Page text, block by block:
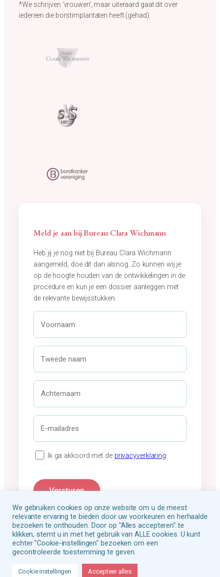
*We schrijven ‘vrouwen’, maar uiteraard gaat dit over
iedereen die borstimplantaten heeft (gehad).
Meld je aan bij Bureau Clara Wichmann
Heb jij je nog niet bij Bureau Clara Wichmann
aangemeld, doe dit dan alsnog. Zo kunnen wij je
op de hoogte houden van de ontwikkelingen in de
procedure en kun je een dossier aanleggen met
de relevante bewijsstukken.
V
o
r
a
a
*
T
e
e
e
n
a
m
A
h
t
r
n
m
E
m
a
a
r
e
P
v
c
y
v
r
k
Ik ga akkoord met de privacyverklaring.
Versturen
Siliconenzaak
We gebruiken cookies op onze website om u de meest
relevante ervaring te bieden door uw voorkeuren en herhaalde
bezoeken te onthouden. Door op "Alles accepteren" te
klikken, stemt u in met het gebruik van ALLE cookies. U kunt
echter "Cookie-instellingen" bezoeken om een
gecontroleerde toestemming te geven.
Cookie instellingen Accepteer alles